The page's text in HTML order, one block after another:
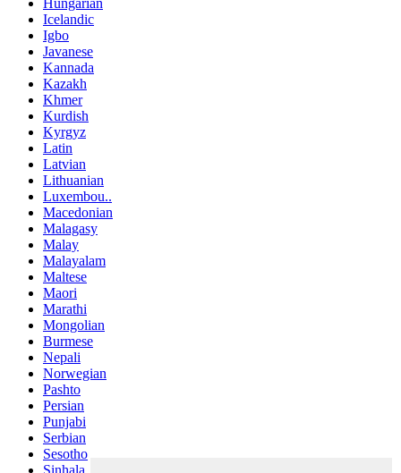
Icelandic
Igbo
Javanese
Kannada
Kazakh
Khmer
Kurdish
Kyrgyz
Latin
Latvian
Lithuanian
Luxembou..
Macedonian
Malagasy
Malay
Malayalam
Maltese
Maori
Marathi
Mongolian
Burmese
Nepali
Norwegian
Pashto
Persian
Punjabi
Serbian
Sesotho
Sinhala